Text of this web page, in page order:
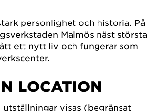
personlighet och historia. På
Malmös näst största
ett nytt liv och fungerar som
LOCATION
visas (begränsat